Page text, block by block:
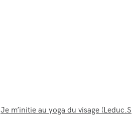
Je m’initie au yoga du visage(Leduc.S